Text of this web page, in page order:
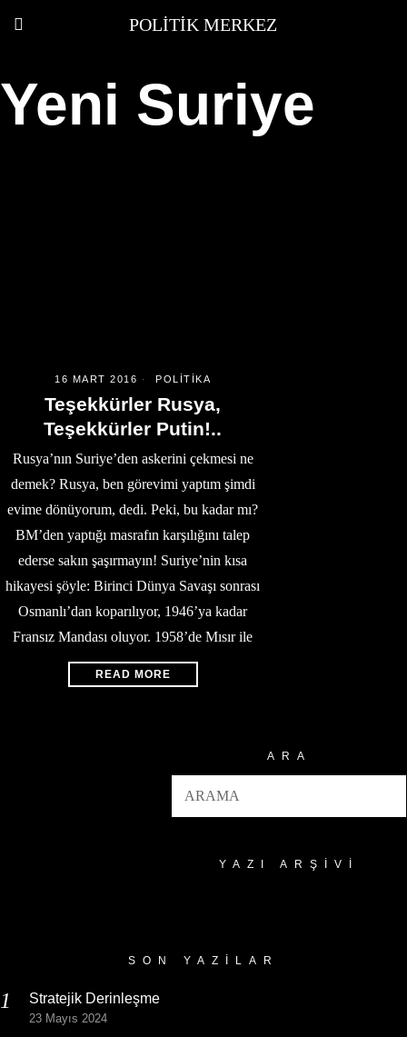
POLITIK MERKEZ
Yeni Suriye
16 MART 2016 POLITIKA
Teşekkürler Rusya,
Teşekkürler Putin!..
Rusya’nın Suriye’den askerini çekmesi ne
demek? Rusya, ben görevimi yaptım şimdi
evime dönüyorum, dedi. Peki, bu kadar mı?
BM’den yaptığı masrafın karşılığını talep
ederse sakın şaşırmayın! Suriye’nin kısa
hikayesi şöyle: Birinci Dünya Savaşı sonrası
Osmanlı’dan koparılıyor, 1946’ya kadar
Fransız Mandası oluyor. 1958’de Mısır ile
READ MORE
ARA
YAZI ARŞIVI
SON YAZILAR
Stratejik Derinleşme
23 Mayıs 2024